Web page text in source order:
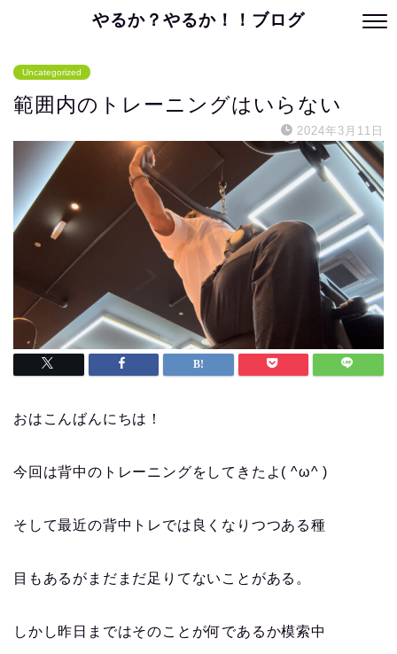
やるか？やるか！！ブログ
Uncategorized
範囲内のトレーニングはいらない
2024年3月11日
おはこんばんにちは！
今回は背中のトレーニングをしてきたよ( ^ω^ )
そして最近の背中トレでは良くなりつつある種
目もあるがまだまだ足りてないことがある。
しかし昨日まではそのことが何であるか模索中